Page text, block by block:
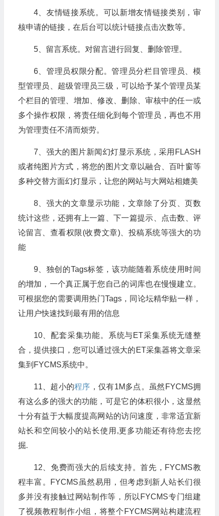
4、友情链接系统。可以新增友情链接类别，审
核申请的链接，在后台可以统计链接点击次数等。
5、留言系统。对留言进行回复、删除管理。
6、管理员权限分配。管理员分栏目管理员、模
型管理员、超级管理员三级，可以给予某个管理员某
个栏目的管理、增加、修改、删除、审核中的任一或
多个操作权限，将责任细化到每个管理员，再也不用
为管理责任不清而烦劳。
7、强大的图片新闻幻灯显示系统，采用FLASH
或者纯图片方式，将您的图片文章以融合、百叶窗等
多种交替方面幻灯显示，让您的网站与大网站相媲美
8、强大的文章显示功能，文章除了分页、页数
统计这些，还拥有上一篇、下一篇提示、点击数、评
论留言、查看权限(收费文章)、投稿系统等强大的功
能
9、独创的Tags标签，该功能随着系统使用时间
的增加，一个真正属于您自己的词库也在慢慢建立。
可根据您的需要调用热门Tags，同论坛精华贴一样，
让用户快速找到最有用的信息
10、配套采集功能。系统与ET采集系统无缝整
合，提供接口，您可以通过强大的ET采集器将文章采
集到FYCMS系统中。
11、超小的程序 ，仅有1M多点。虽然FYCMS拥
有这么多的强大的功能，可是它的体积很小，这显然
十分有益于大幅度提高网站的访问速度，非常适宜新
站长和空间较小的站长使用,更多功能还有待您去挖
掘.
12、免费而强大的后续支持。首先，FYCMS教
程丰富。FYCMS虽然易用，但考虑到新人站长们很
多并没有接触过网站制作等，所以FYCMS专门组建
了视频教程制作小组，将整个FYCMS网站构建流程